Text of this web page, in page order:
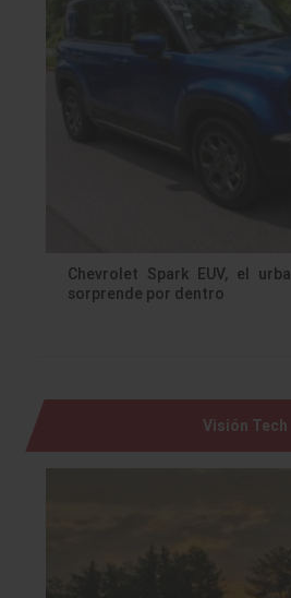
Chevrolet Spark EUV, el
sorprende por dentro
Visión Tech